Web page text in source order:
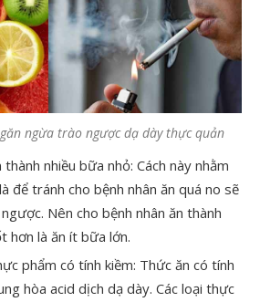
ngừa trào ngược dạ dày thực quản
thành nhiều bữa nhỏ: Cách này nhằm
để tránh cho bệnh nhân ăn quá no sẽ
Nên cho bệnh nhân ăn thành
hơn là ăn ít bữa lớn.
phẩm có tính kiềm: Thức ăn có tính
hòa acid dịch dạ dày. Các loại thực